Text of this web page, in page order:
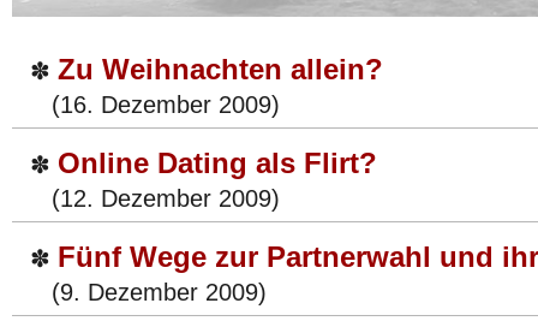
✽ Zu Weihnachten allein?
(16. Dezember 2009)
✽ Online Dating als Flirt?
(12. Dezember 2009)
✽ Fünf Wege zur Partnerwahl und
(9. Dezember 2009)